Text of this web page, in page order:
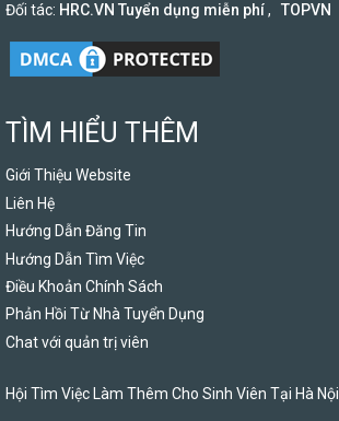
Đối tác: HRC.VN Tuyển dụng miễn phí, TOPVN
TÌM HIỂU THÊM
Giới Thiệu Website
Liên Hệ
Hướng Dẫn Đăng Tin
Hướng Dẫn Tìm Việc
Điều Khoản Chính Sách
Phản Hồi Từ Nhà Tuyển Dụng
Chat với quản trị viên
Hội Tìm Việc Làm Thêm Cho Sinh Viên Tại Hà Nội